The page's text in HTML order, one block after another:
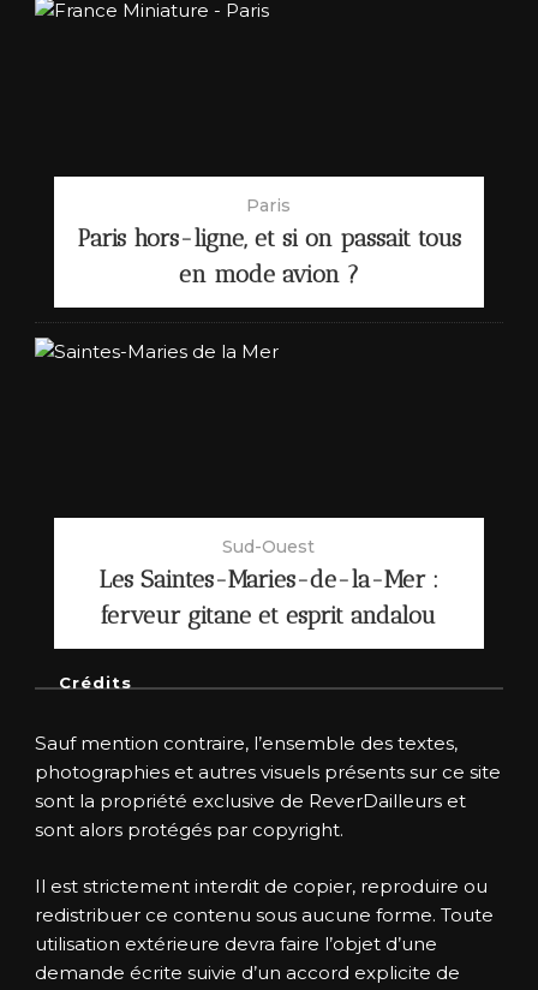
Paris
Paris hors-ligne, et si on passait tous
en mode avion ?
Sud-Ouest
Les Saintes-Maries-de-la-Mer :
ferveur gitane et esprit andalou
Crédits
Sauf mention contraire, l’ensemble des textes,
photographies et autres visuels présents sur ce site
sont la propriété exclusive de ReverDailleurs et
sont alors protégés par copyright.
Il est strictement interdit de copier, reproduire ou
redistribuer ce contenu sous aucune forme. Toute
utilisation extérieure devra faire l’objet d’une
demande écrite suivie d’un accord explicite de